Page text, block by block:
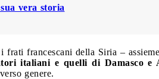
vera storia
frati francescani della Siria –
italiani e quelli di Damasco e
genere.